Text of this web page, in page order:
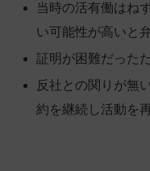
当時の活有働はね
い可能性が高いと
証明が困難だった
反社との関りが無
約を継続し活動を